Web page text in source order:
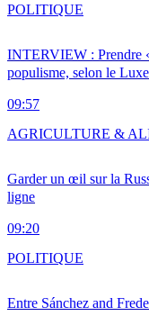
INTERVIEW : Prendre
populisme, selon le
09:57
POLITIQUE
Garder un œil sur la
ligne
09:20
AGRICULTURE &
Entre Sánchez and
POLITIQUE